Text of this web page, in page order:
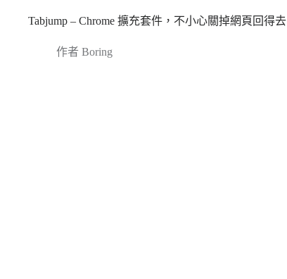
Tabjump – Chrome 擴充套件，不小心關掉網頁回得去
作者 Boring